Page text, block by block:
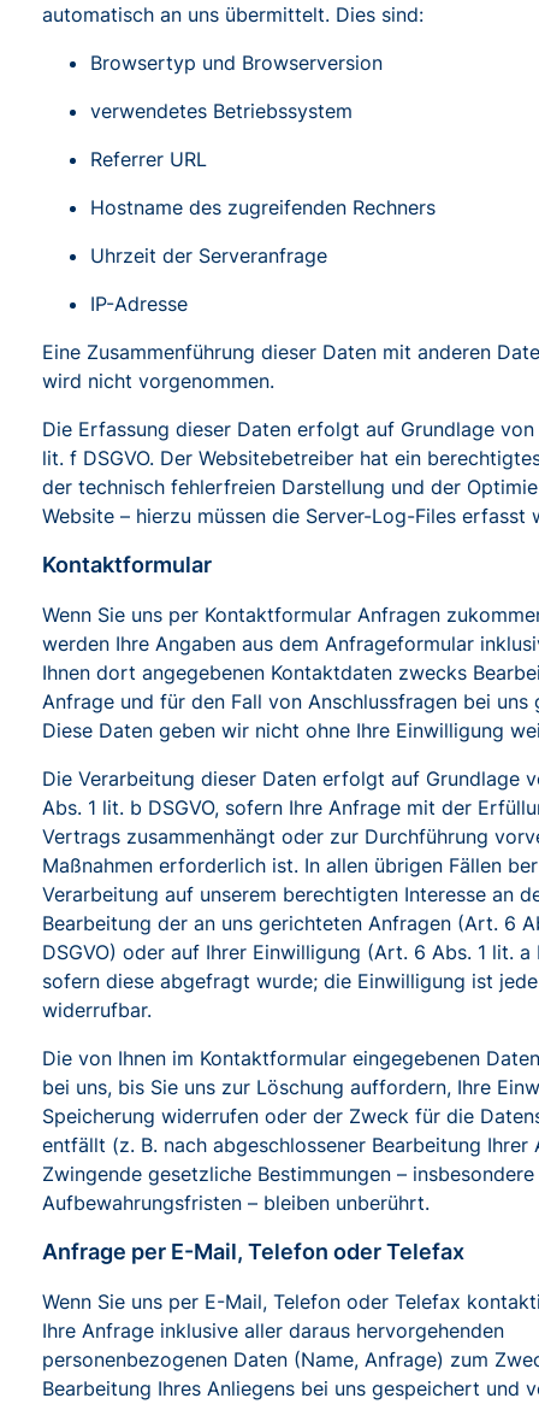
automatisch an uns übermittelt. Dies sind:
Browsertyp und Browserversion
verwendetes Betriebssystem
Referrer URL
Hostname des zugreifenden Rechners
Uhrzeit der Serveranfrage
IP-Adresse
Eine Zusammenführung dieser Daten mit anderen
wird nicht vorgenommen.
Die Erfassung dieser Daten erfolgt auf Grundlage
lit. f DSGVO. Der Websitebetreiber hat ein
der technisch fehlerfreien Darstellung und der
Website – hierzu müssen die Server-Log-Files erfasst
Kontaktformular
Wenn Sie uns per Kontaktformular Anfragen
werden Ihre Angaben aus dem Anfrageformular
Ihnen dort angegebenen Kontaktdaten zwecks
Anfrage und für den Fall von Anschlussfragen bei uns
Diese Daten geben wir nicht ohne Ihre Einwilligung
Die Verarbeitung dieser Daten erfolgt auf Grundlage
Abs. 1 lit. b DSGVO, sofern Ihre Anfrage mit der
Vertrags zusammenhängt oder zur Durchführung
Maßnahmen erforderlich ist. In allen übrigen Fällen
Verarbeitung auf unserem berechtigten Interesse an
Bearbeitung der an uns gerichteten Anfragen (Art. 6
DSGVO) oder auf Ihrer Einwilligung (Art. 6 Abs. 1 lit. a
sofern diese abgefragt wurde; die Einwilligung ist
widerrufbar.
Die von Ihnen im Kontaktformular eingegebenen
bei uns, bis Sie uns zur Löschung auffordern, Ihre
Speicherung widerrufen oder der Zweck für die
entfällt (z. B. nach abgeschlossener Bearbeitung Ihrer
Zwingende gesetzliche Bestimmungen – insbesondere
Aufbewahrungsfristen – bleiben unberührt.
Anfrage per E-Mail, Telefon oder Telefax
Wenn Sie uns per E-Mail, Telefon oder Telefax
Ihre Anfrage inklusive aller daraus hervorgehenden
personenbezogenen Daten (Name, Anfrage) zum
Bearbeitung Ihres Anliegens bei uns gespeichert und